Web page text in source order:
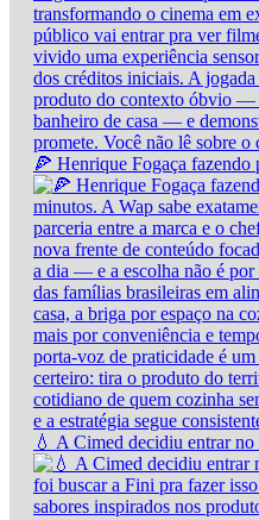
🍕 Henrique Fogaça fazendo
💧 A Cimed decidiu entrar